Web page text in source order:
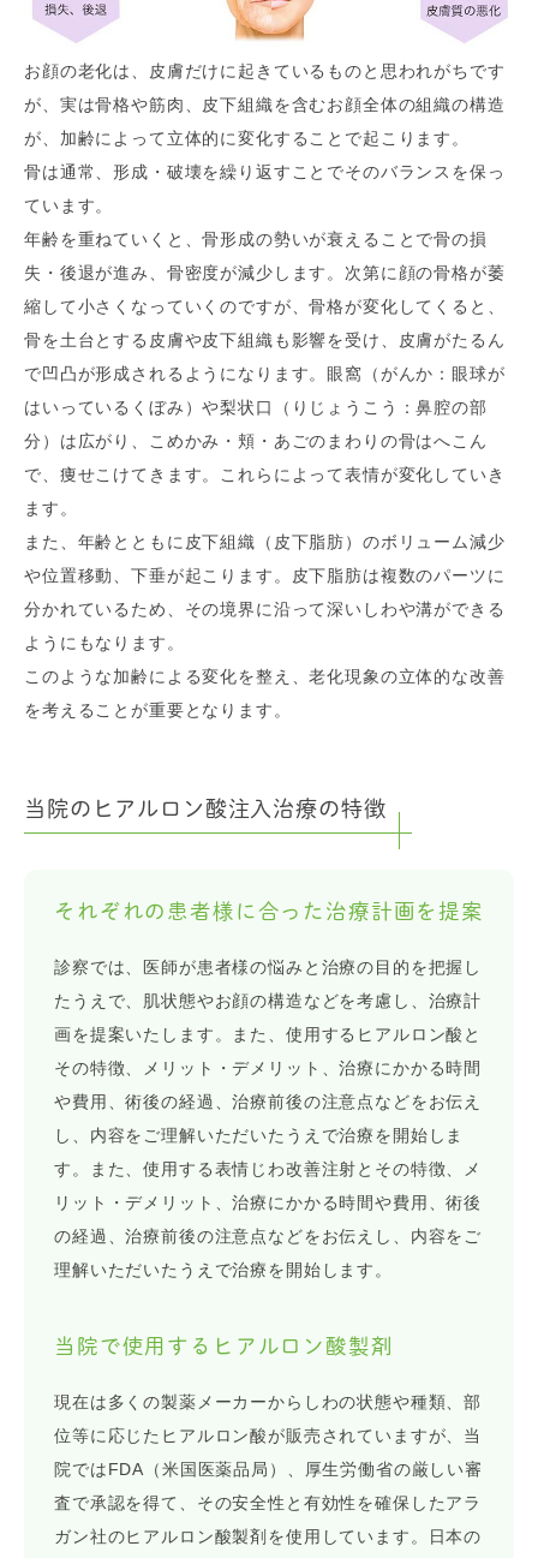
お顔の老化は、皮膚だけに起きているものと思われがちです
が、実は骨格や筋肉、皮下組織を含むお顔全体の組織の構造
が、加齢によって立体的に変化することで起こります。
骨は通常、形成・破壊を繰り返すことでそのバランスを保っ
ています。
年齢を重ねていくと、骨形成の勢いが衰えることで骨の損
失・後退が進み、骨密度が減少します。次第に顔の骨格が萎
縮して小さくなっていくのですが、骨格が変化してくると、
骨を土台とする皮膚や皮下組織も影響を受け、皮膚がたるん
で凹凸が形成されるようになります。眼窩（がんか：眼球が
はいっているくぼみ）や梨状口（りじょうこう：鼻腔の部
分）は広がり、こめかみ・頬・あごのまわりの骨はへこん
で、痩せこけてきます。これらによって表情が変化していき
ます。
また、年齢とともに皮下組織（皮下脂肪）のボリューム減少
や位置移動、下垂が起こります。皮下脂肪は複数のパーツに
分かれているため、その境界に沿って深いしわや溝ができる
ようにもなります。
このような加齢による変化を整え、老化現象の立体的な改善
を考えることが重要となります。
当院のヒアルロン酸注入治療の特徴
それぞれの患者様に合った治療計画を提案
診察では、医師が患者様の悩みと治療の目的を把握し
たうえで、肌状態やお顔の構造などを考慮し、治療計
画を提案いたします。また、使用するヒアルロン酸と
その特徴、メリット・デメリット、治療にかかる時間
や費用、術後の経過、治療前後の注意点などをお伝え
し、内容をご理解いただいたうえで治療を開始しま
す。また、使用する表情じわ改善注射とその特徴、メ
リット・デメリット、治療にかかる時間や費用、術後
の経過、治療前後の注意点などをお伝えし、内容をご
理解いただいたうえで治療を開始します。
当院で使用するヒアルロン酸製剤
現在は多くの製薬メーカーからしわの状態や種類、部
位等に応じたヒアルロン酸が販売されていますが、当
院ではFDA（米国医薬品局）、厚生労働省の厳しい審
査で承認を得て、その安全性と有効性を確保したアラ
ガン社のヒアルロン酸製剤を使用しています。日本の